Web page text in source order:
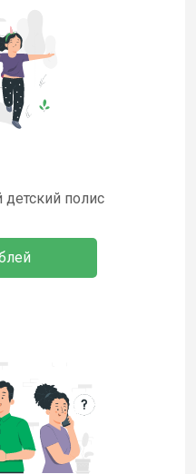
полис